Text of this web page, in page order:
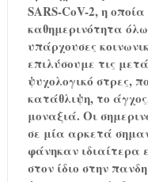
SARS-CoV-2, η
καθημερινότητα
υπάρχουσες
επιλύσουμε τις
ψυχολογικό στρες,
κατάθλιψη, το
μοναξιά. Οι
σε μία αρκετά
φάνηκαν ιδιαίτερα
στον ίδιο στην